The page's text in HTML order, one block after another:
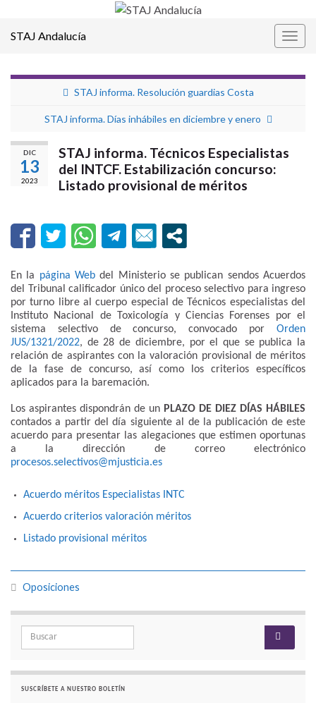
STAJ Andalucía
STAJ informa. Resolución guardias Costa
STAJ informa. Días inhábiles en diciembre y enero
DIC
13
2023
STAJ informa. Técnicos Especialistas
del INTCF. Estabilización concurso:
Listado provisional de méritos
En la página Web del Ministerio se publican sendos Acuerdos
del Tribunal calificador único del proceso selectivo para ingreso
por turno libre al cuerpo especial de Técnicos especialistas del
Instituto Nacional de Toxicología y Ciencias Forenses por el
sistema selectivo de concurso, convocado por Orden
JUS/1321/2022, de 28 de diciembre, por el que se publica la
relación de aspirantes con la valoración provisional de méritos
de la fase de concurso, así como los criterios específicos
aplicados para la baremación.
Los aspirantes dispondrán de un PLAZO DE DIEZ DÍAS HÁBILES
contados a partir del día siguiente al de la publicación de este
acuerdo para presentar las alegaciones que estimen oportunas
a la dirección de correo electrónico
procesos.selectivos@mjusticia.es
Acuerdo méritos Especialistas INTC
Acuerdo criterios valoración méritos
Listado provisional méritos
Oposiciones
Search for:
SUSCRÍBETE A NUESTRO BOLETÍN